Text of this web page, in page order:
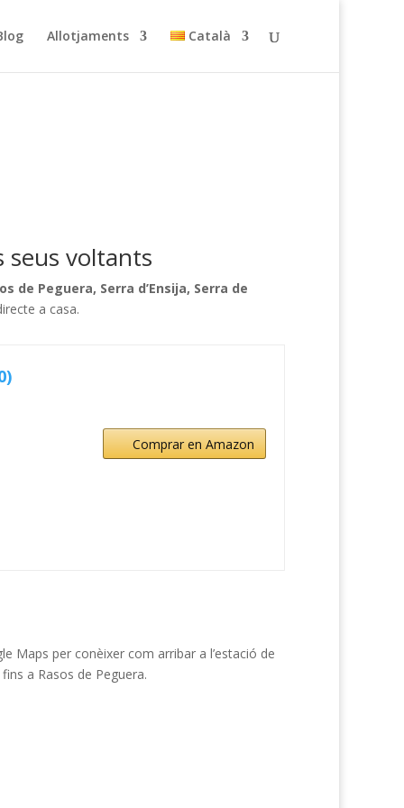
Allotjaments Català
seus voltants
de Peguera, Serra d’Ensija, Serra de
a casa.
Comprar en Amazon
Maps per conèixer com arribar a l’estació de
a Rasos de Peguera.